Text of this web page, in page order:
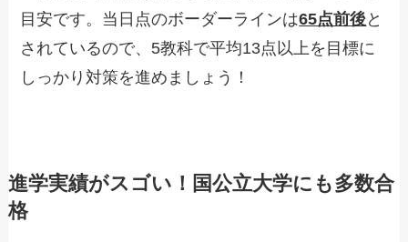
目安です。当日点のボーダーラインは65点前後と
されているので、5教科で平均13点以上を目標に
しっかり対策を進めましょう！
進学実績がスゴい！国公立大学にも多数合
格